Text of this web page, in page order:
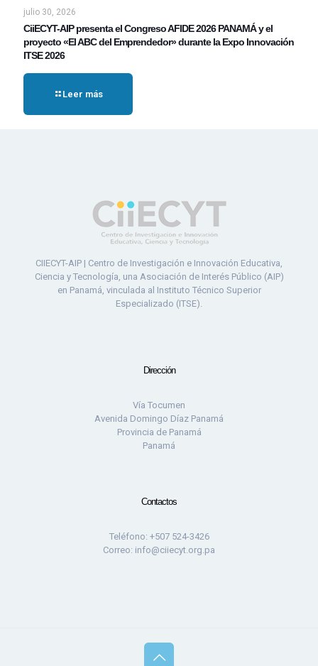
julio 30, 2026
CiiECYT-AIP presenta el Congreso AFIDE 2026 PANAMÁ y el
proyecto «El ABC del Emprendedor» durante la Expo Innovación
ITSE 2026
Leer más
CIIECYT-AIP | Centro de Investigación e Innovación Educativa,
Ciencia y Tecnología, una Asociación de Interés Público (AIP)
en Panamá, vinculada al Instituto Técnico Superior
Especializado (ITSE).
Dirección
Vía Tocumen
Avenida Domingo Díaz Panamá
Provincia de Panamá
Panamá
Contactos
Teléfono: +507 524-3426
Correo: info@ciiecyt.org.pa